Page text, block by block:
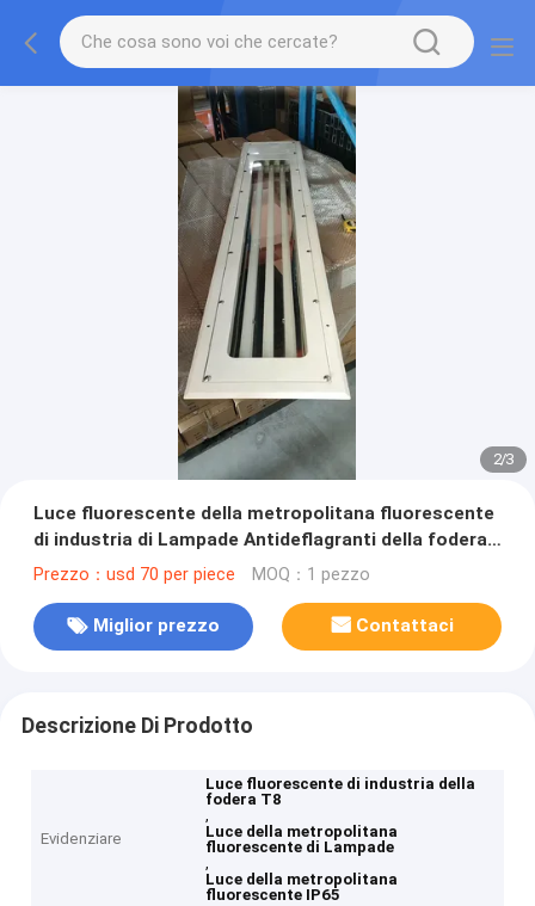
2/3
Luce fluorescente della metropolitana fluorescente
di industria di Lampade Antideflagranti della fodera
T8
Prezzo：usd 70 per piece MOQ：1 pezzo
Miglior prezzo Contattaci
Descrizione Di Prodotto
Evidenziare
Luce fluorescente di industria della
fodera T8
,
Luce della metropolitana
fluorescente di Lampade
,
Luce della metropolitana
fluorescente IP65